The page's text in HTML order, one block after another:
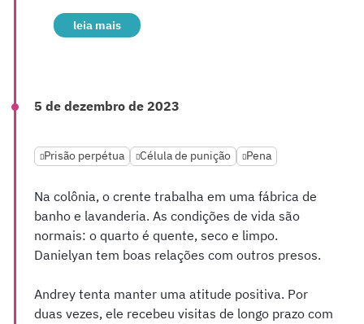
leia mais
5 de dezembro de 2023
Prisão perpétua Célula de punição Pena
Na colônia, o crente trabalha em uma fábrica de
banho e lavanderia. As condições de vida são
normais: o quarto é quente, seco e limpo.
Danielyan tem boas relações com outros presos.
Andrey tenta manter uma atitude positiva. Por
duas vezes, ele recebeu visitas de longo prazo com